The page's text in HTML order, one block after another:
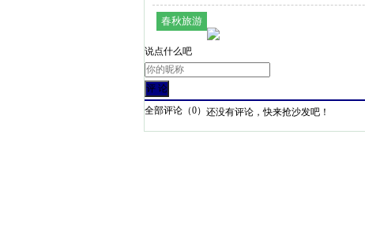
春秋旅游
说点什么吧
全部评论（0） 还没有评论，快来抢沙发吧！